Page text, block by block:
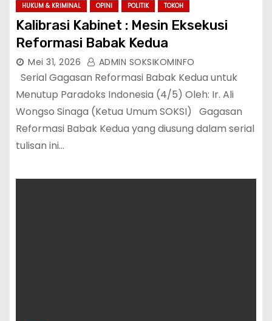
HUKUM & KRIMINAL OPINI POLITIK TOKOH
Kalibrasi Kabinet : Mesin Eksekusi
Reformasi Babak Kedua
Mei 31, 2026 ADMIN SOKSIKOMINFO
Serial Gagasan Reformasi Babak Kedua untuk
Menutup Paradoks Indonesia (4/5) Oleh: Ir. Ali
Wongso Sinaga (Ketua Umum SOKSI) Gagasan
Reformasi Babak Kedua yang diusung dalam serial
tulisan ini…